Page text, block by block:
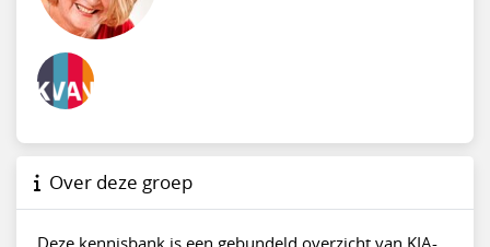
Over deze groep
Deze kennisbank is een gebundeld overzicht van KIA-